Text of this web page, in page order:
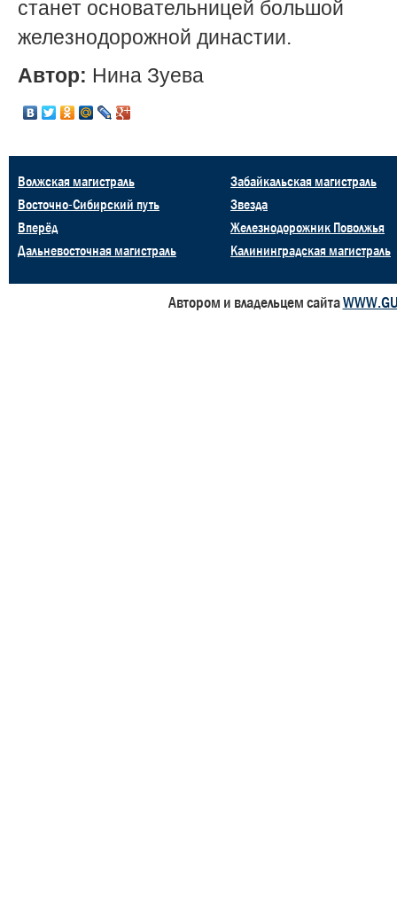
станет основательницей большой
железнодорожной династии.
Автор: Нина Зуева
Волжская магистраль
Восточно-Сибирский путь
Вперёд
Дальневосточная магистраль
Забайкальская магистраль
Звезда
Железнодорожник Поволжья
Калининградская магистраль
Автором и владельцем сайта